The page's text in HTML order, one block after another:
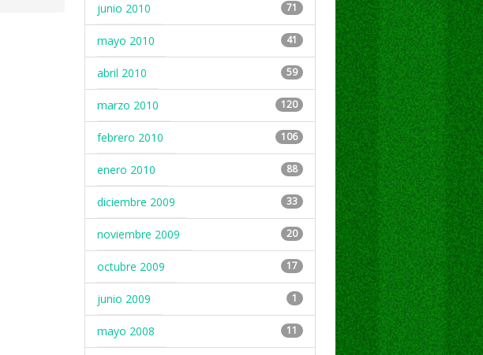
junio 2010 71
mayo 2010 41
abril 2010 59
marzo 2010 120
febrero 2010 106
enero 2010 88
diciembre 2009 33
noviembre 2009 20
octubre 2009 17
junio 2009 1
mayo 2008 11